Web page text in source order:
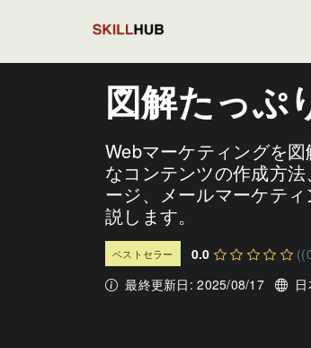
ホーム 講座一覧
図解たっぷ
Webマーケティングを
なコンテンツの作成方
ージ、メールマーケテ
説します。
ベストセラー 0.0
最終更新日: 2025/08/17